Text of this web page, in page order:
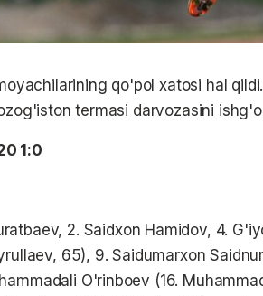
qo'pol xatosi hal
termasi darvozasini
1:0
2. Saidxon Hamidov, 4.
65), 9. Saidumarxon
O'rinboev (16.